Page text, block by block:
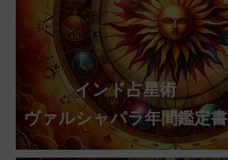
インド占星術
ヴァルシャパラ年間鑑定書